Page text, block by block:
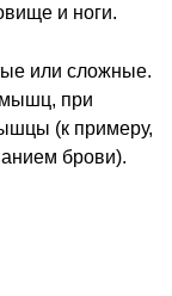
и ноги.
или сложные.
мышц, при
(к примеру,
брови).